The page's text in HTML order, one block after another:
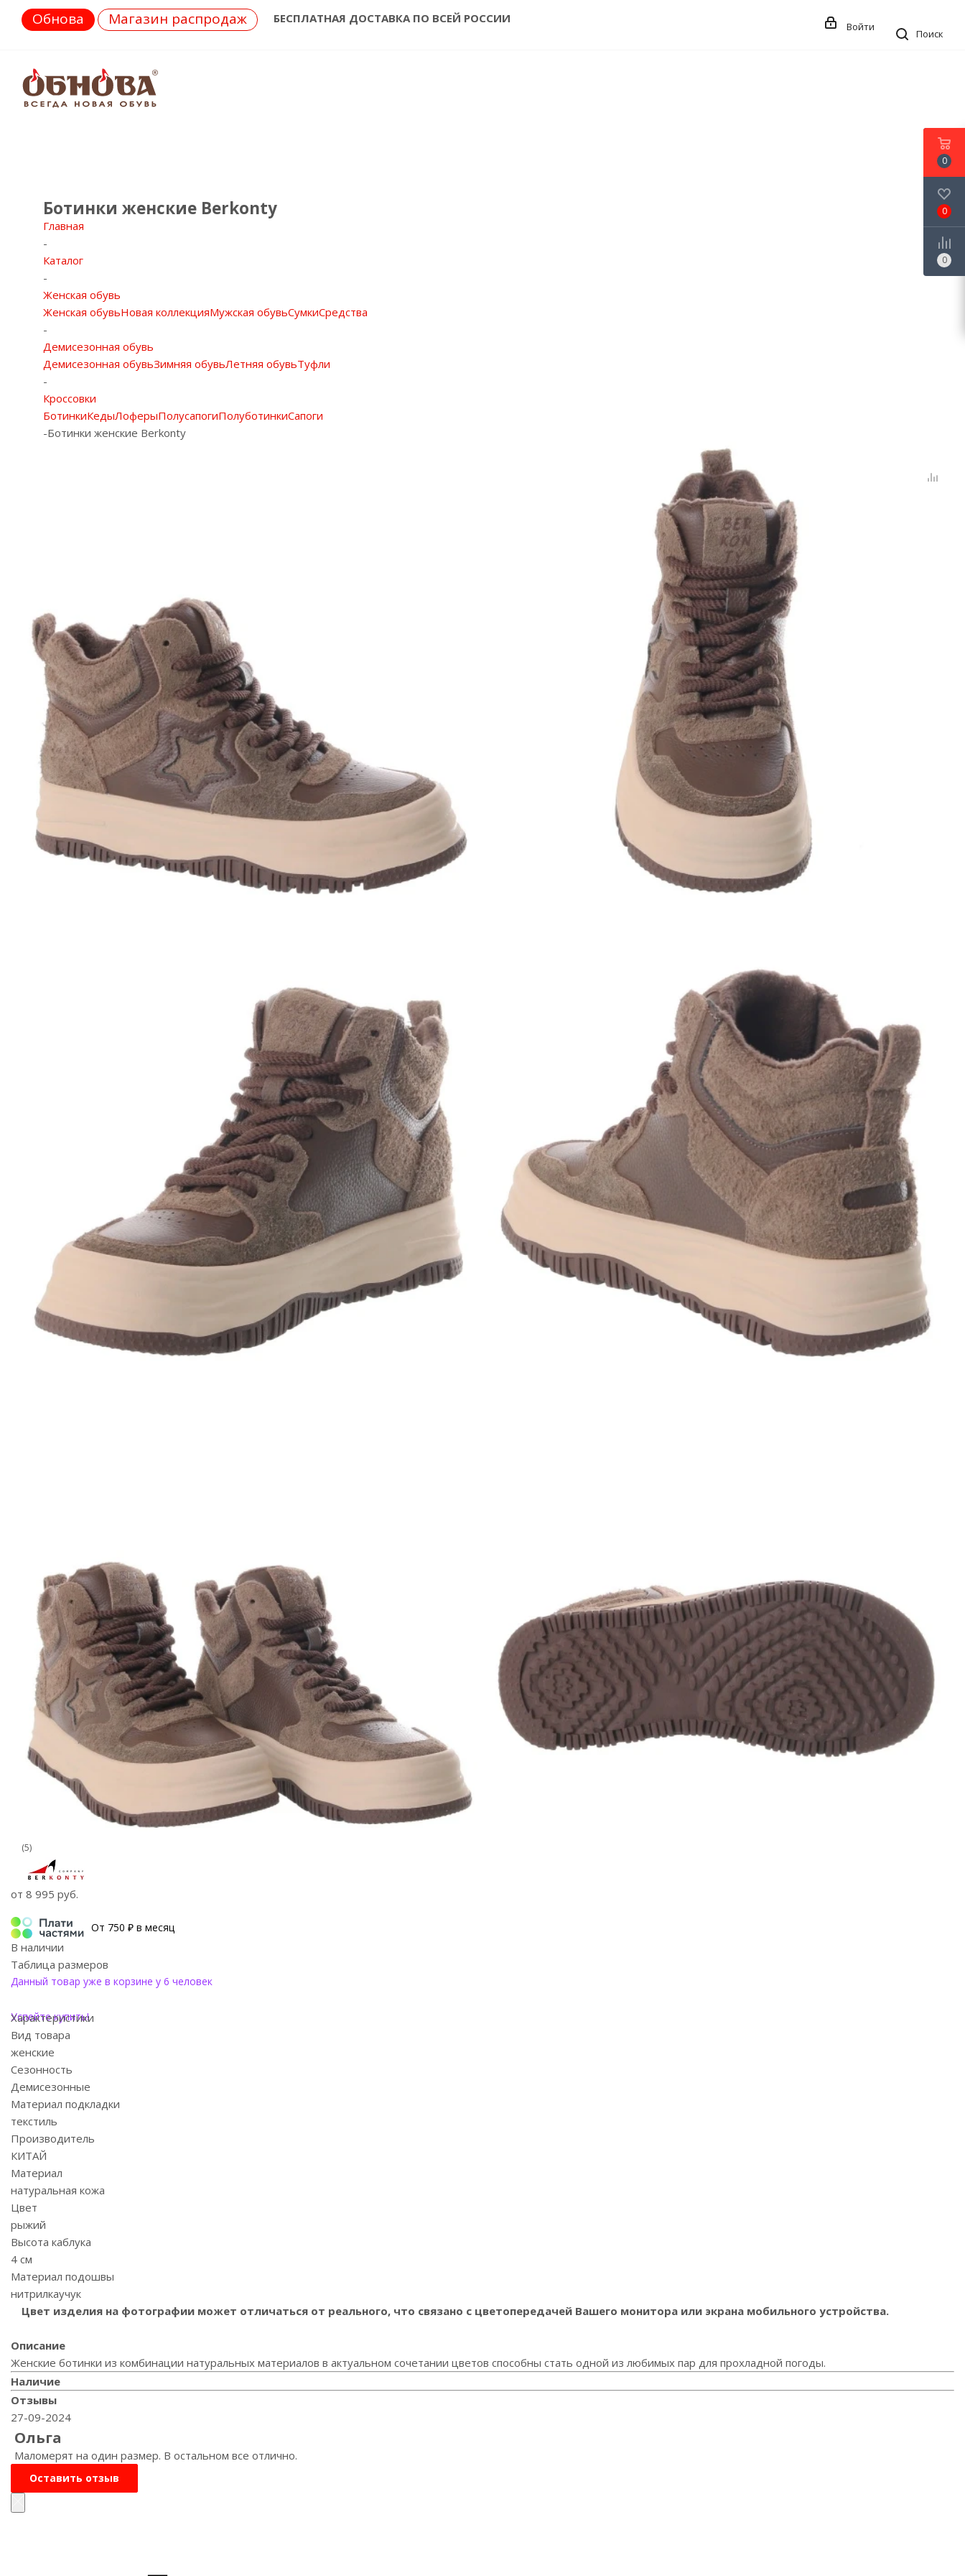
Обнова Магазин распродаж БЕСПЛАТНАЯ ДОСТАВКА ПО ВСЕЙ РОССИИ
Поиск
Войти
Ботинки женские Berkonty
Главная
-
Каталог
-
Женская обувь
Женская обувьНовая коллекцияМужская обувьСумкиСредства
-
Демисезонная обувь
Демисезонная обувьЗимняя обувьЛетняя обувьТуфли
-
Кроссовки
БотинкиКедыЛоферыПолусапогиПолуботинкиСапоги
-Ботинки женские Berkonty
(5)
от 8 995 руб.
От 750 ₽ в месяц
В наличии
Таблица размеров
Данный товар уже в корзине у 6 человек
Успейте купить!
Характеристики
Вид товара
женские
Сезонность
Демисезонные
Материал подкладки
текстиль
Производитель
КИТАЙ
Материал
натуральная кожа
Цвет
рыжий
Высота каблука
4 см
Материал подошвы
нитрилкаучук
Цвет изделия на фотографии может отличаться от реального, что связано с цветопередачей Вашего монитора или экрана мобильного устройства.
Описание
Женские ботинки из комбинации натуральных материалов в актуальном сочетании цветов способны стать одной из любимых пар для прохладной погоды.
Наличие
Отзывы
27-09-2024
Ольга
Маломерят на один размер. В остальном все отлично.
Оставить отзыв
0
0
0